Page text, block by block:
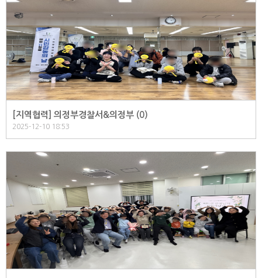
[지역협력] 의정부경찰서&의정부 (0)
2025-12-10 18:53